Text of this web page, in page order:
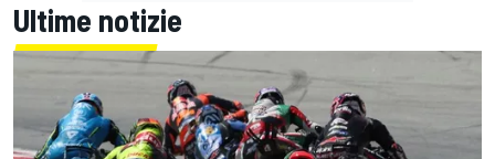
Ultime notizie